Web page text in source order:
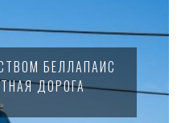
БЕЛЛАПАИС
ДОРОГА